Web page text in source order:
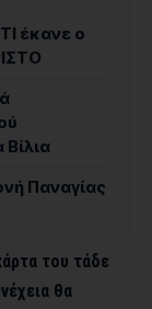
έκανε ο
Παναγίας
του τάδε
θα